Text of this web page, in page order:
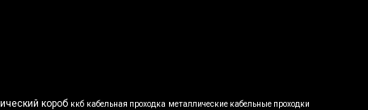
короб ккб кабельная проходка металлические кабельные проходки